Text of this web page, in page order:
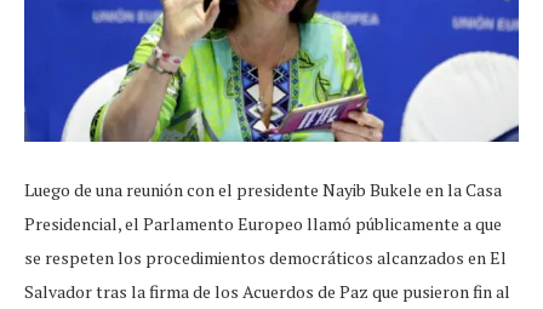
Luego de una reunión con el presidente Nayib Bukele en la Casa
Presidencial, el Parlamento Europeo llamó públicamente a que
se respeten los procedimientos democráticos alcanzados en El
Salvador tras la firma de los Acuerdos de Paz que pusieron fin al